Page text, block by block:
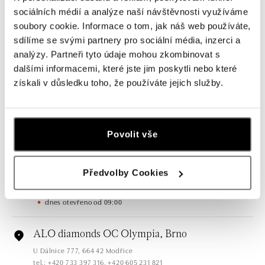
sociálních médií a analýze naší návštěvnosti využíváme
soubory cookie. Informace o tom, jak náš web používáte,
sdílíme se svými partnery pro sociální média, inzerci a
analýzy. Partneři tyto údaje mohou zkombinovat s
dalšími informacemi, které jste jim poskytli nebo které
získali v důsledku toho, že používáte jejich služby.
Povolit vše
Předvolby Cookies
Všechny Česko Slovensko
ALO diamonds OC Forum Nová Karolina,
Ostrava
Jantarová 3344/4, 702 00 Ostrava-Moravská Ostrava
tel.: +420 603 166 013, +420 603 565 187
dnes otevřeno od 09:00
Plzeňská 8, 150 00 Praha 5 - Smíchov
tel.: +420 603 192 388, +420 733 546 889
dnes otevřeno od 09:00
ALO diamonds OC Olympia, Brno
U Dálnice 777, 664 42 Modřice
tel.: +420 733 397 316, +420 605 231 821